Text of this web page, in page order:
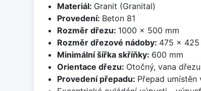
Materiál: Granit (Granital)
Provedení: Beton 81
Rozměr dřezu: 1000 x 500 mm
Rozměr dřezové nádoby: 475 x
Minimální šířka skříňky: 600 mm
Orientace dřezu: Otočný, vana
Provedení přepadu: Přepad umístěn